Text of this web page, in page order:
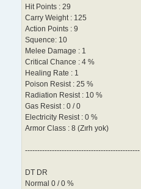
Hit Points : 29
Carry Weight : 125
Action Points : 9
Squence: 10
Melee Damage : 1
Critical Chance : 4 %
Healing Rate : 1
Poison Resist : 25 %
Radiation Resist : 10 %
Gas Resist : 0 / 0
Electricity Resist : 0 %
Armor Class : 8 (Zırh yok)
-----------------------------------------------
DT DR
Normal 0 / 0 %